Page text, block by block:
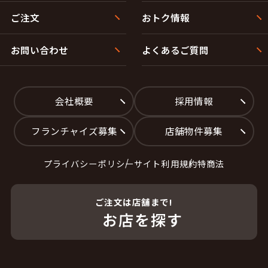
ご注文 おトク情報
お問い合わせ よくあるご質問
会社概要 採用情報
フランチャイズ募集 店舗物件募集
プライバシーポリシーサイト利用規約特商法
ご注文は店舗まで!
お店を探す